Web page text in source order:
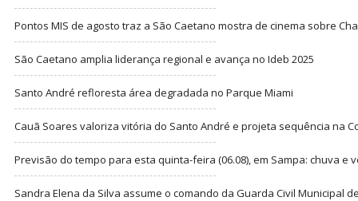
Pontos MIS de agosto traz a São Caetano mostra de cinema sobre
São Caetano amplia liderança regional e avança no Ideb 2025
Santo André refloresta área degradada no Parque Miami
Cauã Soares valoriza vitória do Santo André e projeta sequência na
Previsão do tempo para esta quinta-feira (06.08), em Sampa: chuva e
Sandra Elena da Silva assume o comando da Guarda Civil Municipal